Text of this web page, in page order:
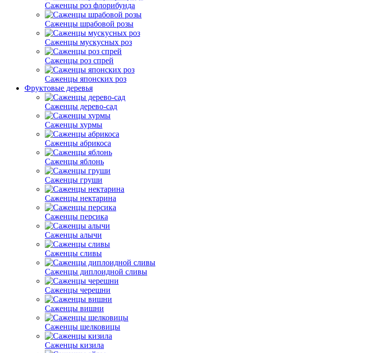
Саженцы роз флорибунда
Саженцы шрабовой розы
Саженцы мускусных роз
Саженцы роз спрей
Саженцы японских роз
Фруктовые деревья
Саженцы дерево-сад
Саженцы хурмы
Саженцы абрикоса
Саженцы яблонь
Саженцы груши
Саженцы нектарина
Саженцы персика
Саженцы алычи
Саженцы сливы
Саженцы диплоидной сливы
Саженцы черешни
Саженцы вишни
Саженцы шелковицы
Саженцы кизила